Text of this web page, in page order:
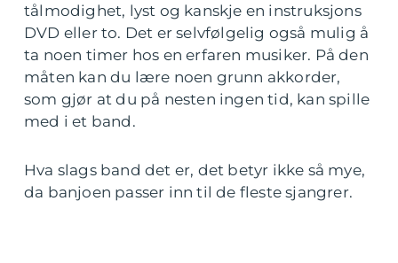
tålmodighet, lyst og kanskje en instruksjons
DVD eller to. Det er selvfølgelig også mulig å
ta noen timer hos en erfaren musiker. På den
måten kan du lære noen grunn akkorder,
som gjør at du på nesten ingen tid, kan spille
med i et band.
Hva slags band det er, det betyr ikke så mye,
da banjoen passer inn til de fleste sjangrer.